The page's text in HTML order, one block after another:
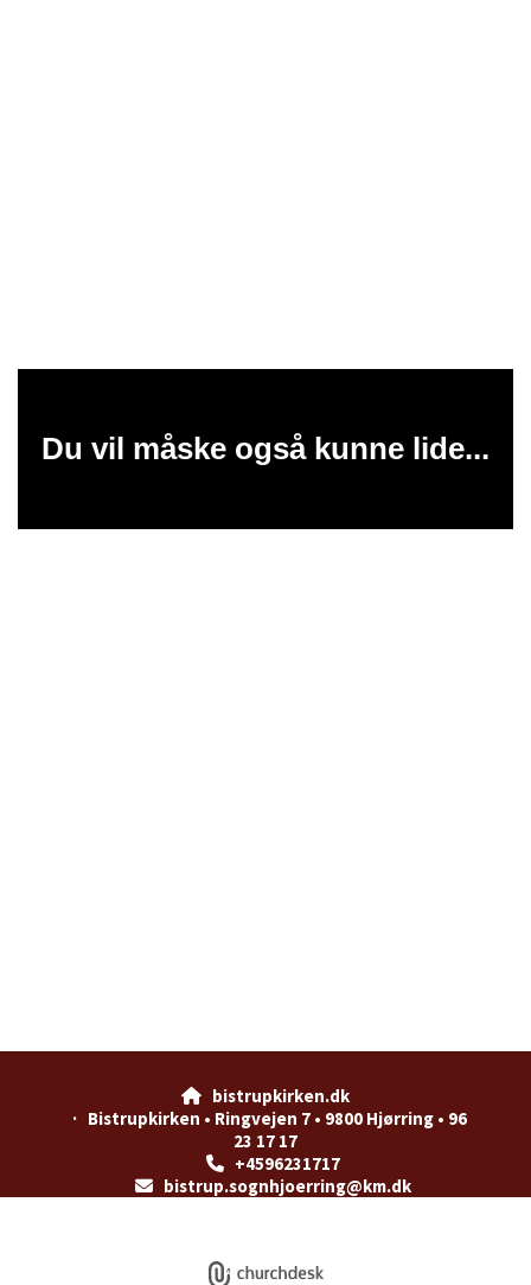
Du vil måske også kunne lide...

bistrupkirken.dk
· Bistrupkirken • Ringvejen 7 • 9800 Hjørring • 96
23 17 17
+4596231717
bistrup.sognhjoerring@km.dk